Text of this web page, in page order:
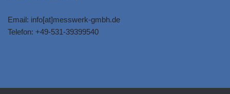
Email: info[at]messwerk-gmbh.de
Telefon: +49-531-39399540